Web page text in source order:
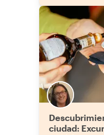
ciudad: